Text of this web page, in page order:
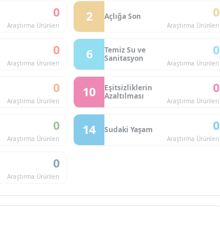
0
Araştırma Ürünleri
2 Açlığa Son 0
Araştırma Ürünleri
0
Araştırma Ürünleri
6
Temiz Su ve
Sanitasyon
0
Araştırma Ürünleri
0
Araştırma Ürünleri
10
Eşitsizliklerin
Azaltılması
0
Araştırma Ürünleri
0
Araştırma Ürünleri
14 Sudaki Yaşam 0
Araştırma Ürünleri
0
Araştırma Ürünleri